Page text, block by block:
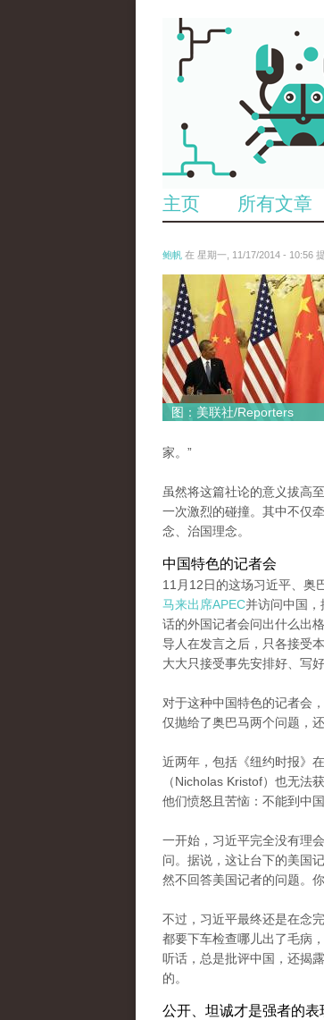
主页 所有文章
鲍帆 在 星期一, 11/17/2014 - 10:56
图：美联社/Reporters
家。”
虽然将这篇社论的意义拔高
一次激烈的碰撞。其中不仅
念、治国理念。
中国特色的记者会
11月12日的这场习近平、奥
马来出席APEC并访问中国
话的外国记者会问出什么出
导人在发言之后，只各接受
大大只接受事先安排好、写
对于这种中国特色的记者会
仅抛给了奥巴马两个问题，
近两年，包括《纽约时报》
（Nicholas Kristof）也无法
他们愤怒且苦恼：不能到中
一开始，习近平完全没有理
问。据说，这让台下的美国
然不回答美国记者的问题。
不过，习近平最终还是在念
都要下车检查哪儿出了毛病
听话，总是批评中国，还揭
的。
公开、坦诚才是强者的表